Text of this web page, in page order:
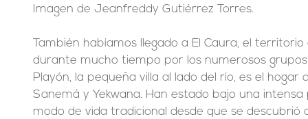
Imagen de Jeanfreddy Gutiérrez Torres.
También habíamos llegado a El Caura, el
durante mucho tiempo por los numerosos
Playón, la pequeña villa al lado del río, es el
Sanemá y Yekwana. Han estado bajo una
modo de vida tradicional desde que se descubrió